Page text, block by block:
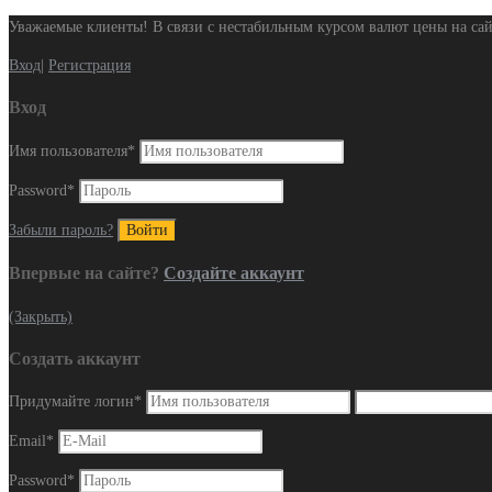
Уважаемые клиенты! В связи с нестабильным курсом валют цены на
Вход Регистрация
Вход
Имя пользователя*
Password *
Забыли пароль?
Впервые на сайте? Создайте аккаунт
(Закрыть)
Создать аккаунт
Придумайте логин*
Email*
Password*